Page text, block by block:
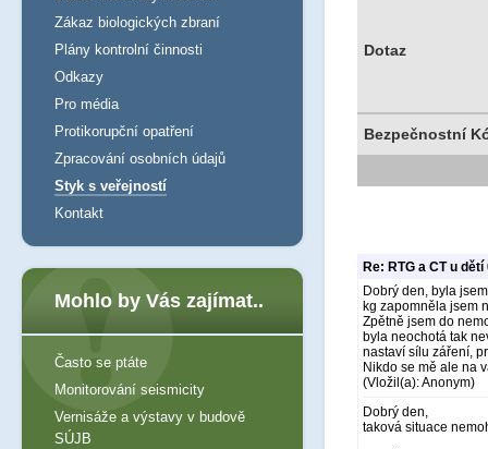
Dotaz
Bezpečnostní
Re: RTG a CT u dětí
Dobrý den, byla
kg zapomněla jsem
Zpětně jsem do
byla neochotá tak
nastaví sílu záření,
Nikdo se mě ale na
(Vložil(a): Anonym)
Dobrý den,
taková situace
Zákaz biologických zbraní
Plány kontrolní činnosti
Odkazy
Pro média
Protikorupční opatření
Zpracování osobních údajů
Styk s veřejností
Kontakt
Mohlo by Vás zajímat..
Často se ptáte
Monitorování seismicity
Vernisáže a výstavy v budově
SÚJB